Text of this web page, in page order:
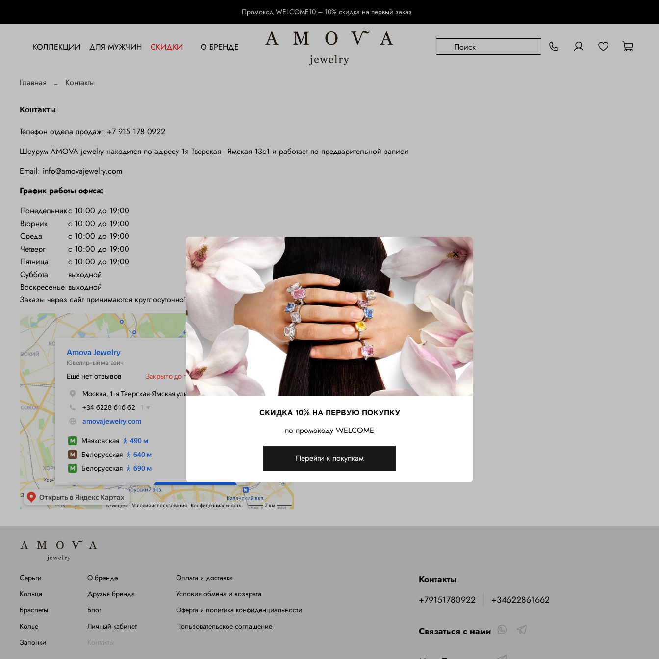
Промокод WELCOME10 – 10% скидка на первый заказ
КОЛЛЕКЦИИ ДЛЯ МУЖЧИН СКИДКИ О БРЕНДЕ
Главная Контакты
Контакты
Телефон отдела продаж: +7 915 178 0922
Шоурум AMOVA jewelry находится по адресу 1я Тверская - Ямская 13с1 и работает по предварительной записи
Email: info@amovajewelry.com
График работы офиса:
Понедельникс 10:00 до 19:00
Вторник
с 10:00 до 19:00
Среда
с 10:00 до 19:00
Четверг
с 10:00 до 19:00
Пятница
с 10:00 до 19:00
Суббота
выходной
Воскресенье выходной
Заказы через сайт принимаются круглосуточно!
Серьги
Кольца
Браслеты
Колье
Запонки
О бренде
Друзья бренда
Блог
Личный кабинет
Контакты
Оплата и доставка
Условия обмена и возврата
Оферта и политика конфиденциальности
Пользовательское соглашение
Контакты
+79151780922
+34622861662
Связаться с нами
СКИДКА 10% НА ПЕРВУЮ ПОКУПКУ
по промокоду WELCOME
Перейти к покупкам